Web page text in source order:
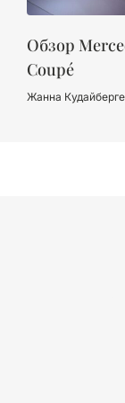
Обзор
Coupé
Жанна